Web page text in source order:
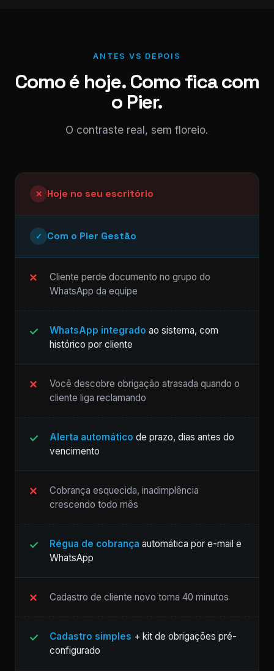
ANTES VS DEPOIS
Como é hoje. Como fica com
o Pier.
O contraste real, sem floreio.
✕ Hoje no seu escritório
✓ Com o Pier Gestão
Cliente perde documento no grupo do
WhatsApp da equipe
WhatsApp integrado ao sistema, com
histórico por cliente
Você descobre obrigação atrasada quando o
cliente liga reclamando
Alerta automático de prazo, dias antes do
vencimento
Cobrança esquecida, inadimplência
crescendo todo mês
Régua de cobrança automática por e-mail e
WhatsApp
Cadastro de cliente novo toma 40 minutos
Cadastro simples + kit de obrigações pré-
configurado